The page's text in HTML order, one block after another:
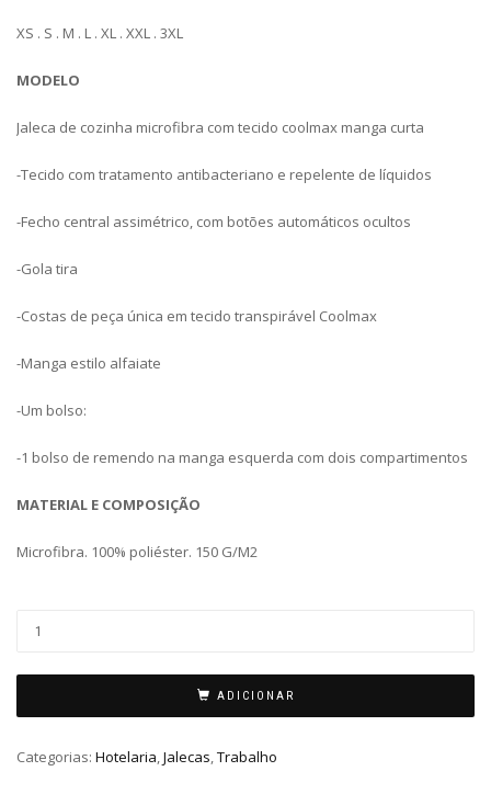
XS . S . M . L . XL . XXL . 3XL
MODELO
Jaleca de cozinha microfibra com tecido coolmax manga curta
-Tecido com tratamento antibacteriano e repelente de líquidos
-Fecho central assimétrico, com botões automáticos ocultos
-Gola tira
-Costas de peça única em tecido transpirável Coolmax
-Manga estilo alfaiate
-Um bolso:
-1 bolso de remendo na manga esquerda com dois compartimentos
MATERIAL E COMPOSIÇÃO
Microfibra. 100% poliéster. 150 G/M2
ADICIONAR
Categorias: Hotelaria,Jalecas,Trabalho